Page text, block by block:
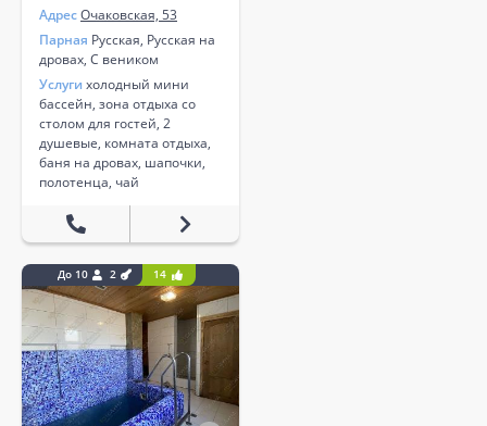
АдресОчаковская, 53
Парная Русская, Русская на
дровах, С веником
Услуги холодный мини
бассейн, зона отдыха со
столом для гостей, 2
душевые, комната отдыха,
баня на дровах, шапочки,
полотенца, чай
До 10 2 14